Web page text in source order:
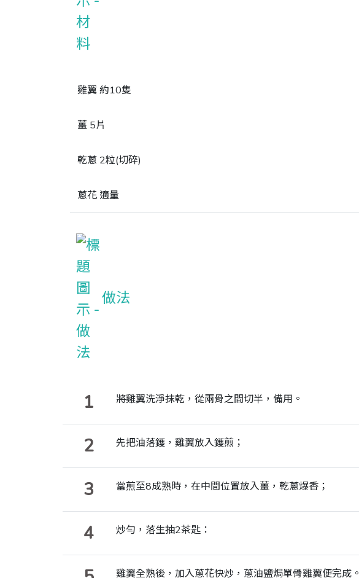
雞翼 約10隻
薑 5片
乾蔥 2粒(切碎)
蔥花 適量
做法
1 將雞翼洗淨抹乾，從兩骨之間切半，備用。
2 先把油落鑊，雞翼放入鑊煎；
3 當煎至8成熟時，在中間位置放入薑，乾蔥爆香；
4 炒勻，落生抽2茶匙：
雞翼全熟後，加入蔥花快炒，蔥油鹽焗單骨雞翼便完成。